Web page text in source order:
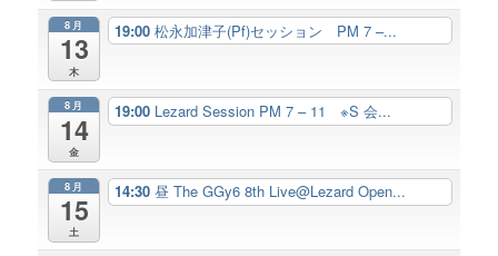
8月
13
木
19:00松永加津子(Pf)セッション PM 7 –...
8月
14
金
19:00 Lezard Session PM 7 – 11 ※S 会...
8月
15
土
14:30昼 The GGy6 8th Live@Lezard Open...